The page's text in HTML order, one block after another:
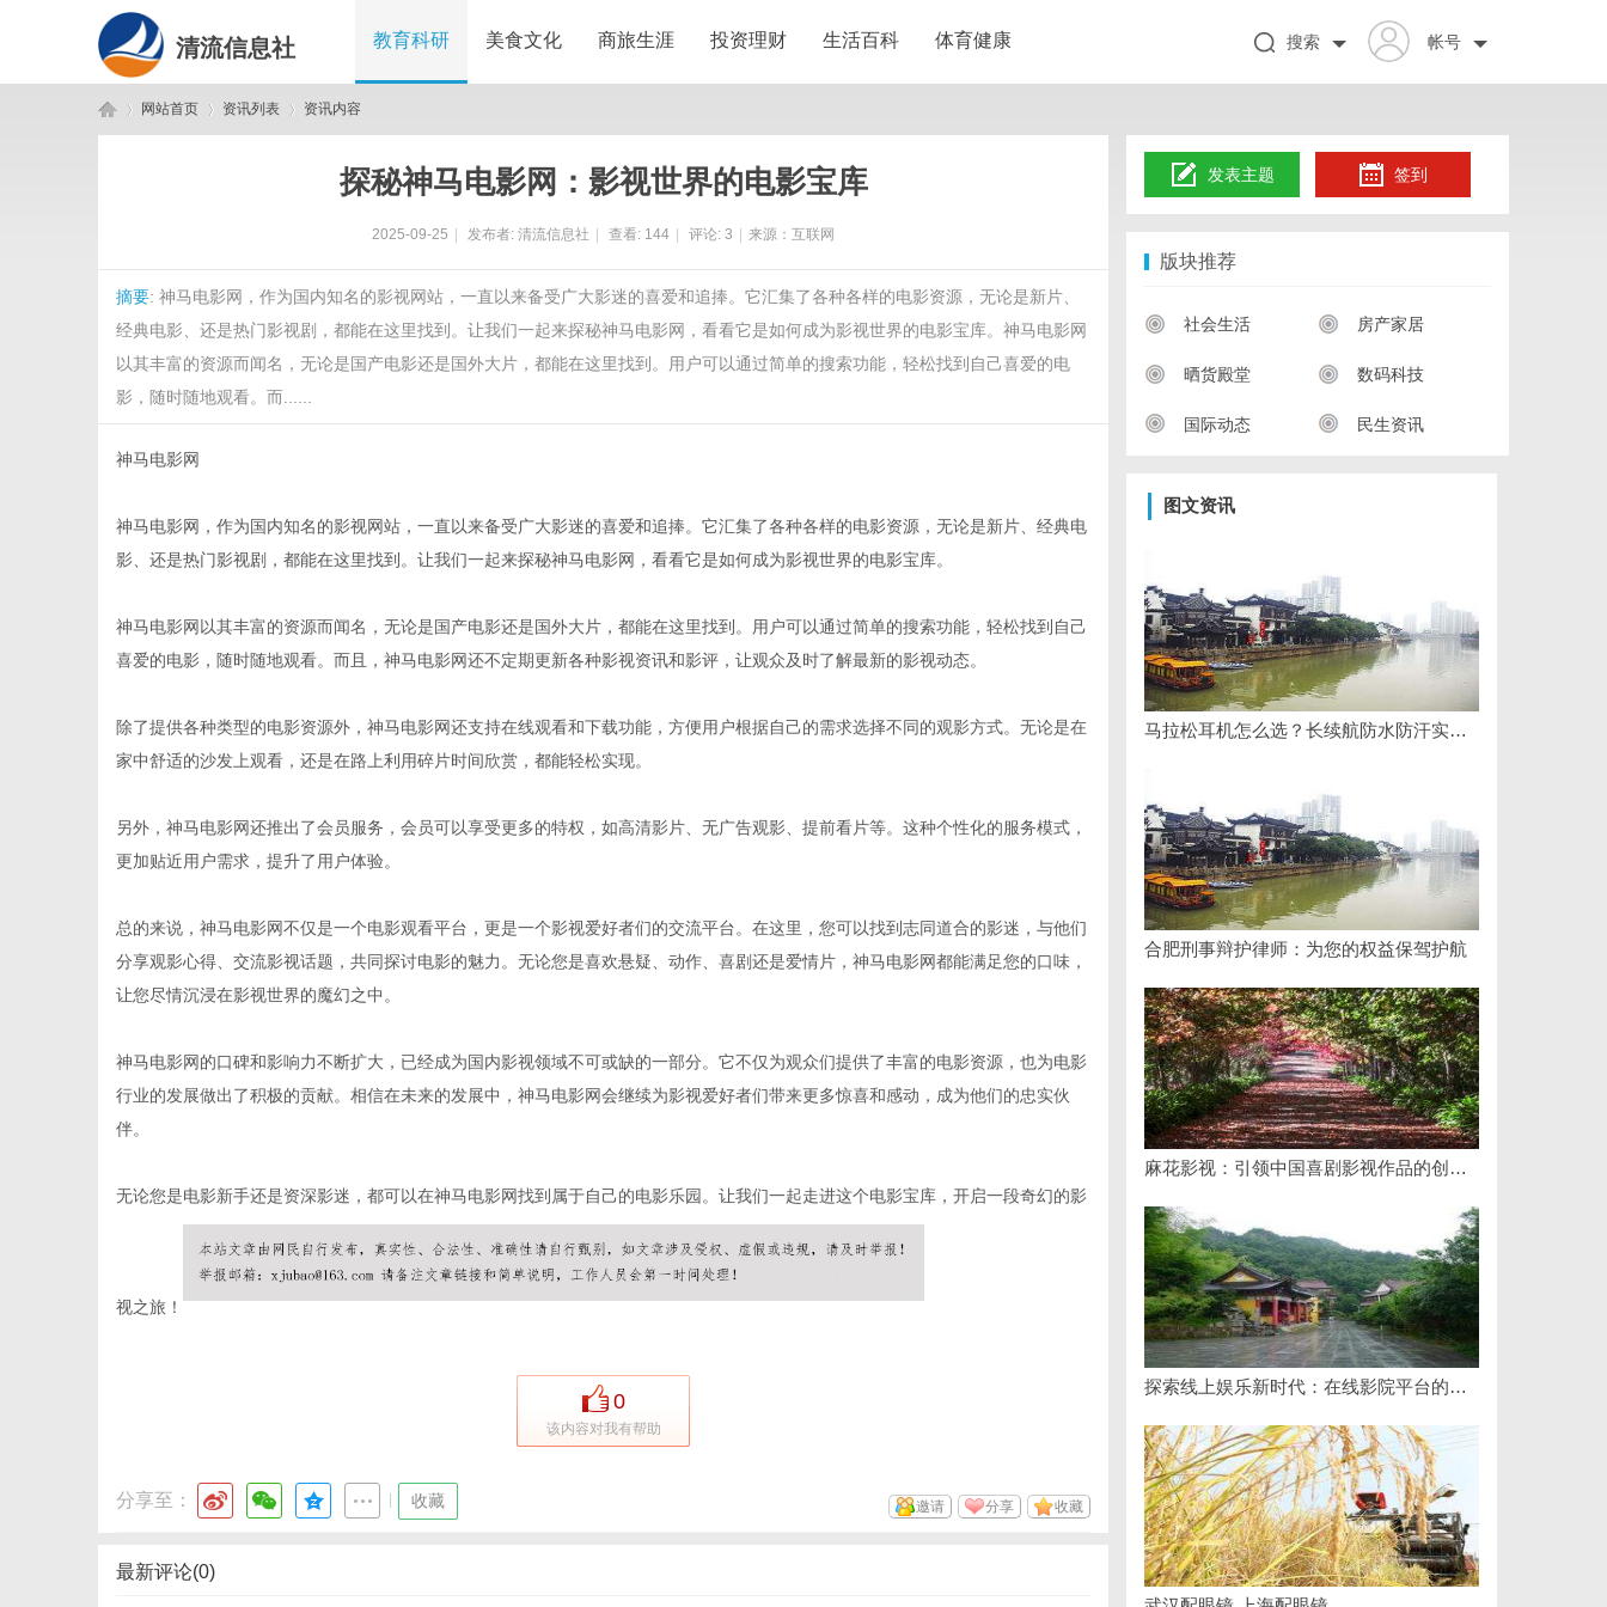
清流信息社 教育科研 美食文化 商旅生涯 投资理财 生活百科 体育健康 帐号
搜索
网站首页 资讯列表 资讯内容
探秘神马电影网：影视世界的电影宝库
2025-09-25 发布者: 清流信息社 查看: 144 评论: 3 来源：互联网
摘要: 神马电影网，作为国内知名的影视网站，一直以来备受广大影迷的喜爱和追捧。它汇集了各种各样的电影资源，无论是新片、
经典电影、还是热门影视剧，都能在这里找到。让我们一起来探秘神马电影网，看看它是如何成为影视世界的电影宝库。神马电影网
以其丰富的资源而闻名，无论是国产电影还是国外大片，都能在这里找到。用户可以通过简单的搜索功能，轻松找到自己喜爱的电
影，随时随地观看。而......
神马电影网
神马电影网，作为国内知名的影视网站，一直以来备受广大影迷的喜爱和追捧。它汇集了各种各样的电影资源，无论是新片、经典电
影、还是热门影视剧，都能在这里找到。让我们一起来探秘神马电影网，看看它是如何成为影视世界的电影宝库。
神马电影网以其丰富的资源而闻名，无论是国产电影还是国外大片，都能在这里找到。用户可以通过简单的搜索功能，轻松找到自己
喜爱的电影，随时随地观看。而且，神马电影网还不定期更新各种影视资讯和影评，让观众及时了解最新的影视动态。
除了提供各种类型的电影资源外，神马电影网还支持在线观看和下载功能，方便用户根据自己的需求选择不同的观影方式。无论是在
家中舒适的沙发上观看，还是在路上利用碎片时间欣赏，都能轻松实现。
另外，神马电影网还推出了会员服务，会员可以享受更多的特权，如高清影片、无广告观影、提前看片等。这种个性化的服务模式，
更加贴近用户需求，提升了用户体验。
总的来说，神马电影网不仅是一个电影观看平台，更是一个影视爱好者们的交流平台。在这里，您可以找到志同道合的影迷，与他们
分享观影心得、交流影视话题，共同探讨电影的魅力。无论您是喜欢悬疑、动作、喜剧还是爱情片，神马电影网都能满足您的口味，
让您尽情沉浸在影视世界的魔幻之中。
神马电影网的口碑和影响力不断扩大，已经成为国内影视领域不可或缺的一部分。它不仅为观众们提供了丰富的电影资源，也为电影
行业的发展做出了积极的贡献。相信在未来的发展中，神马电影网会继续为影视爱好者们带来更多惊喜和感动，成为他们的忠实伙
伴。
无论您是电影新手还是资深影迷，都可以在神马电影网找到属于自己的电影乐园。让我们一起走进这个电影宝库，开启一段奇幻的影
视之旅！
0
该内容对我有帮助
分享至： 收藏 收藏
分享
邀请
最新评论(0)
发表主题 签到
版块推荐
社会生活 房产家居
晒货殿堂 数码科技
国际动态 民生资讯
图文资讯
马拉松耳机怎么选？长续航防水防汗实测盘点
合肥刑事辩护律师：为您的权益保驾护航
麻花影视：引领中国喜剧影视作品的创新与发展之路
探索线上娱乐新时代：在线影院平台的魅力与未来发展趋势